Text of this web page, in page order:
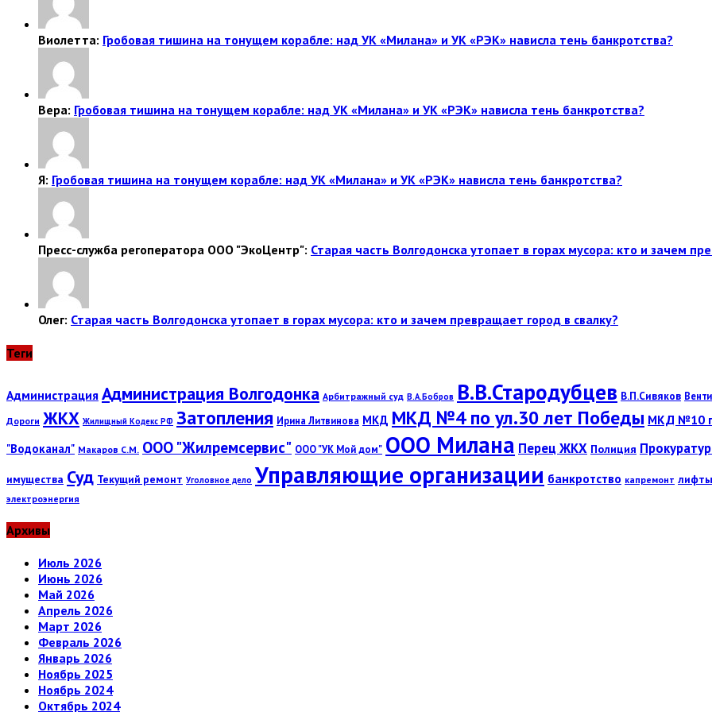
Виолетта: Гробовая тишина на тонущем корабле: над УК «Милана» и УК «РЭК» нависла тень банкротства?
Вера: Гробовая тишина на тонущем корабле: над УК «Милана» и УК «РЭК» нависла тень банкротства?
Я: Гробовая тишина на тонущем корабле: над УК «Милана» и УК «РЭК» нависла тень банкротства?
Пресс-служба регоператора ООО "ЭкоЦентр": Старая часть Волгодонска утопает в горах мусора: кто и зачем
Олег: Старая часть Волгодонска утопает в горах мусора: кто и зачем превращает город в свалку?
Теги
Администрация Администрация Волгодонка Арбитражный суд В.А.Бобров В.В.Стародубцев В.П.Сивяков
Дороги ЖКХ Жилищный Кодекс РФ Затопления Ирина Литвинова МКД МКД №4 по ул.30 лет Победы МКД №10
"Водоканал" Макаров С.М. ООО "Жилремсервис" ООО "УК Мой дом" ООО Милана Перец ЖКХ Полиция
имущества Суд Текущий ремонт Уголовное дело Управляющие организации банкротство капремонт лифты
электроэнергия
Архивы
Июль 2026
Июнь 2026
Май 2026
Апрель 2026
Март 2026
Февраль 2026
Январь 2026
Ноябрь 2025
Ноябрь 2024
Октябрь 2024